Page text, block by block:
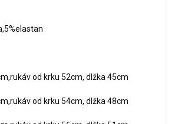
od krku 52cm, dlžka 45cm
od krku 54cm, dlžka 48cm